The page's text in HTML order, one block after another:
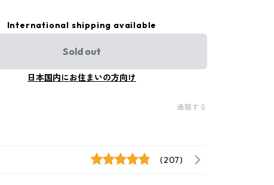
International shipping available
Sold out
日本国内にお住まいの方向け
通報する
(207)